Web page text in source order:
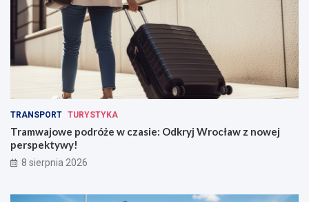
TRANSPORT TURYSTYKA
Tramwajowe podróże w czasie: Odkryj Wrocław z nowej
perspektywy!
8 sierpnia 2026